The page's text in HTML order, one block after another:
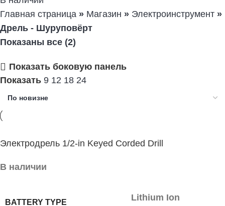
Главная страница » Магазин » Электроинструмент »
Дрель - Шуруповёрт
Показаны все (2)
Показать боковую панель
Показать 9 12 18 24
Электродрель 1/2-in Keyed Corded Drill
В наличии
BATTERY TYPE Lithium Ion